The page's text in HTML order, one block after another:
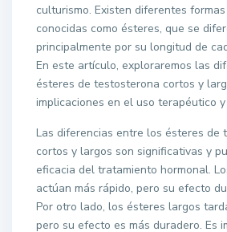
culturismo. Existen diferentes
conocidas como ésteres, que se
principalmente por su longitud de
En este artículo, exploraremos las
ésteres de testosterona cortos y
implicaciones en el uso terapéutico
Las diferencias entre los ésteres de
cortos y largos son significativas y
eficacia del tratamiento hormonal.
actúan más rápido, pero su efecto
Por otro lado, los ésteres largos
pero su efecto es más duradero. Es